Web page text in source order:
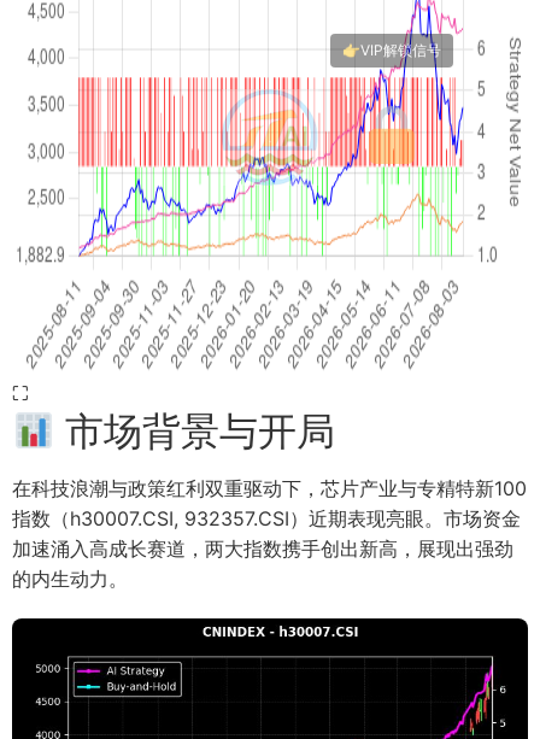
⛶
市场背景与开局
在科技浪潮与政策红利双重驱动下，芯片产业与专精特新100
指数（h30007.CSI, 932357.CSI）近期表现亮眼。市场资金
加速涌入高成长赛道，两大指数携手创出新高，展现出强劲
的内生动力。